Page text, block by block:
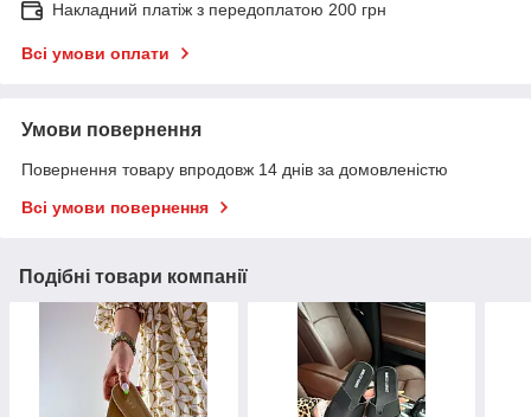
Накладний платіж з передоплатою 200 грн
Всі умови оплати
Умови повернення
Повернення товару впродовж 14 днів за домовленістю
Всі умови повернення
Подібні товари компанії